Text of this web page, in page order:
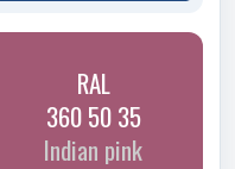
RAL
360 50 35
Indian pink